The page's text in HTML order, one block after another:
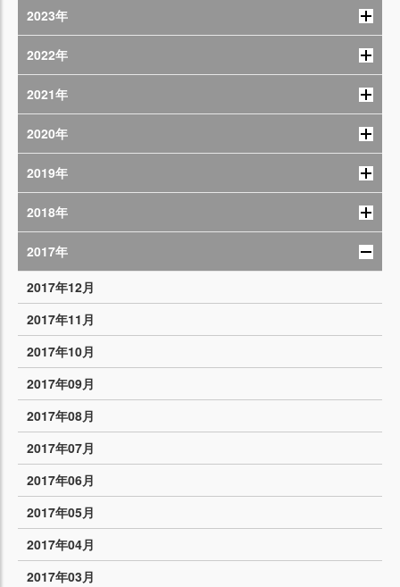
2023年
2022年
2021年
2020年
2019年
2018年
2017年
2017年12月
2017年11月
2017年10月
2017年09月
2017年08月
2017年07月
2017年06月
2017年05月
2017年04月
2017年03月